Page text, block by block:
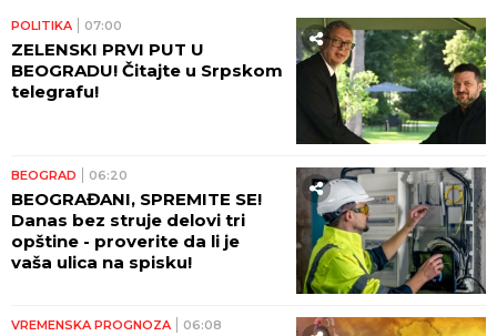
POLITIKA 07:00
ZELENSKI PRVI PUT U
BEOGRADU! Čitajte u Srpskom
telegrafu!
BEOGRAD 06:20
BEOGRAĐANI, SPREMITE SE!
Danas bez struje delovi tri
opštine - proverite da li je
vaša ulica na spisku!
VREMENSKA PROGNOZA 06:08